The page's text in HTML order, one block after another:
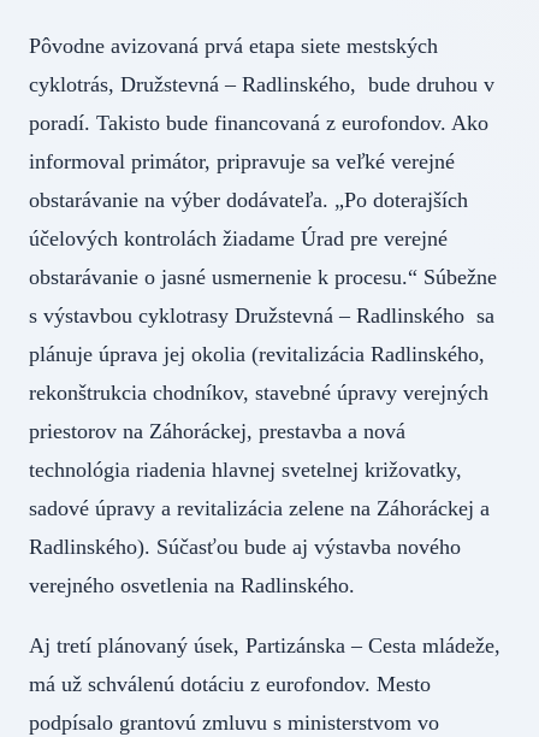
Pôvodne avizovaná prvá etapa siete mestských
cyklotrás, Družstevná – Radlinského, bude druhou v
poradí. Takisto bude financovaná z eurofondov. Ako
informoval primátor, pripravuje sa veľké verejné
obstarávanie na výber dodávateľa. „Po doterajších
účelových kontrolách žiadame Úrad pre verejné
obstarávanie o jasné usmernenie k procesu.“ Súbežne
s výstavbou cyklotrasy Družstevná – Radlinského sa
plánuje úprava jej okolia (revitalizácia Radlinského,
rekonštrukcia chodníkov, stavebné úpravy verejných
priestorov na Záhoráckej, prestavba a nová
technológia riadenia hlavnej svetelnej križovatky,
sadové úpravy a revitalizácia zelene na Záhoráckej a
Radlinského). Súčasťou bude aj výstavba nového
verejného osvetlenia na Radlinského.
Aj tretí plánovaný úsek, Partizánska – Cesta mládeže,
má už schválenú dotáciu z eurofondov. Mesto
podpísalo grantovú zmluvu s ministerstvom vo